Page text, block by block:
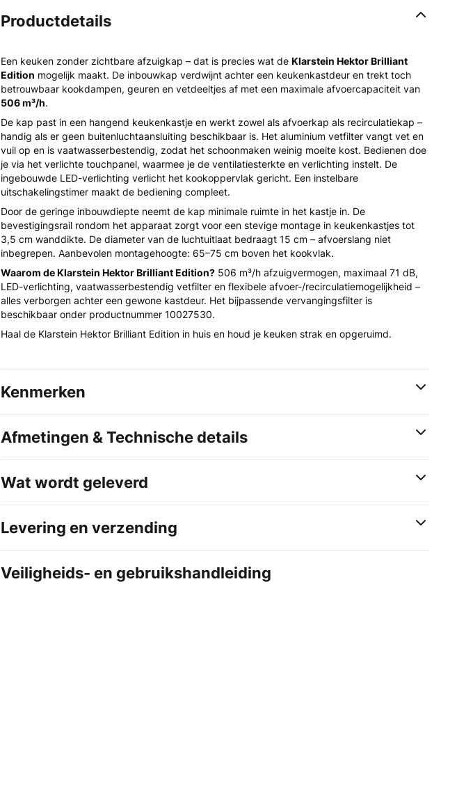
Productdetails
Een keuken zonder zichtbare afzuigkap – dat is precies wat de Klarstein Hektor Brilliant
Edition mogelijk maakt. De inbouwkap verdwijnt achter een keukenkastdeur en trekt toch
betrouwbaar kookdampen, geuren en vetdeeltjes af met een maximale afvoercapaciteit van
506 m³/h.
De kap past in een hangend keukenkastje en werkt zowel als afvoerkap als recirculatiekap –
handig als er geen buitenluchtaansluiting beschikbaar is. Het aluminium vetfilter vangt vet en
vuil op en is vaatwasserbestendig, zodat het schoonmaken weinig moeite kost. Bedienen doe
je via het verlichte touchpanel, waarmee je de ventilatiesterkte en verlichting instelt. De
ingebouwde LED-verlichting verlicht het kookoppervlak gericht. Een instelbare
uitschakelingstimer maakt de bediening compleet.
Door de geringe inbouwdiepte neemt de kap minimale ruimte in het kastje in. De
bevestigingsrail rondom het apparaat zorgt voor een stevige montage in keukenkastjes tot
3,5 cm wanddikte. De diameter van de luchtuitlaat bedraagt 15 cm – afvoerslang niet
inbegrepen. Aanbevolen montagehoogte: 65–75 cm boven het kookvlak.
Waarom de Klarstein Hektor Brilliant Edition? 506 m³/h afzuigvermogen, maximaal 71 dB,
LED-verlichting, vaatwasserbestendig vetfilter en flexibele afvoer-/recirculatiemogelijkheid –
alles verborgen achter een gewone kastdeur. Het bijpassende vervangingsfilter is
beschikbaar onder productnummer 10027530.
Haal de Klarstein Hektor Brilliant Edition in huis en houd je keuken strak en opgeruimd.
Kenmerken
Afmetingen & Technische details
Wat wordt geleverd
Levering en verzending
Veiligheids- en gebruikshandleiding